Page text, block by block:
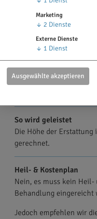
5.000 € im 1. - 5.
Ab dem 6. Jahr sowie
entfällt die
Ein Kalenderjahr endet
Versicherungsbeginn
So wird geleistet
Die Höhe der
gerechnet.
Heil- & Kostenplan
Nein, es muss kein
Behandlung eingereicht
Jedoch empfehlen wir
Marketing
↓ 2 Dienste
Externe Dienste
↓ 1 Dienst
Ausgewählte akzeptieren